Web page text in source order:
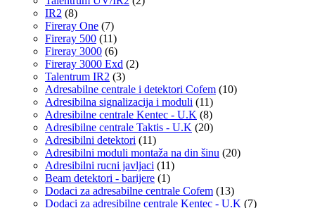
IR2 (8)
Fireray One (7)
Fireray 500 (11)
Fireray 3000 (6)
Fireray 3000 Exd (2)
Talentrum IR2 (3)
Adresabilne centrale i detektori Cofem (10)
Adresibilna signalizacija i moduli (11)
Adresibilne centrale Kentec - U.K (8)
Adresibilne centrale Taktis - U.K (20)
Adresibilni detektori (11)
Adresibilni moduli montaža na din šinu (20)
Adresibilni rucni javljaci (11)
Beam detektori - barijere (1)
Dodaci za adresabilne centrale Cofem (13)
Dodaci za adresibilne centrale Kentec - U.K (7)